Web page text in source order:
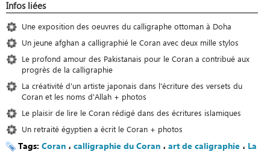
Infos liées
Une exposition des oeuvres du calligraphe ottoman à Doha
Un jeune afghan a calligraphié le Coran avec deux mille stylos
Le profond amour des Pakistanais pour le Coran a contribué aux
progrès de la calligraphie
La créativité d'un artiste japonais dans l'écriture des versets du
Coran et les noms d'Allah + photos
Le plaisir de lire le Coran rédigé dans des écritures islamiques
Un retraité égyptien a écrit le Coran + photos
Tags: Coran ، calligraphie du Coran ، art de caligraphie ، La